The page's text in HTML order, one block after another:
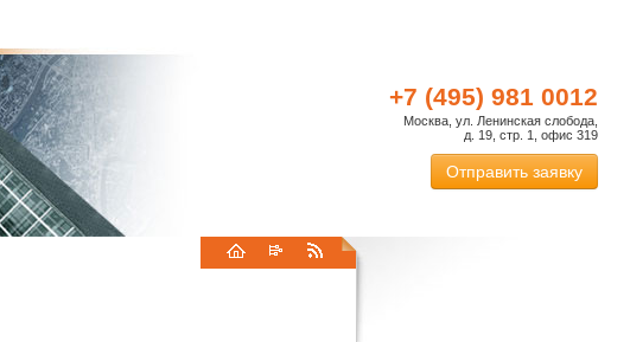
+7 (495) 981 0012
Москва, ул. Ленинская слобода,
д. 19, стр. 1, офис 319
Отправить заявку